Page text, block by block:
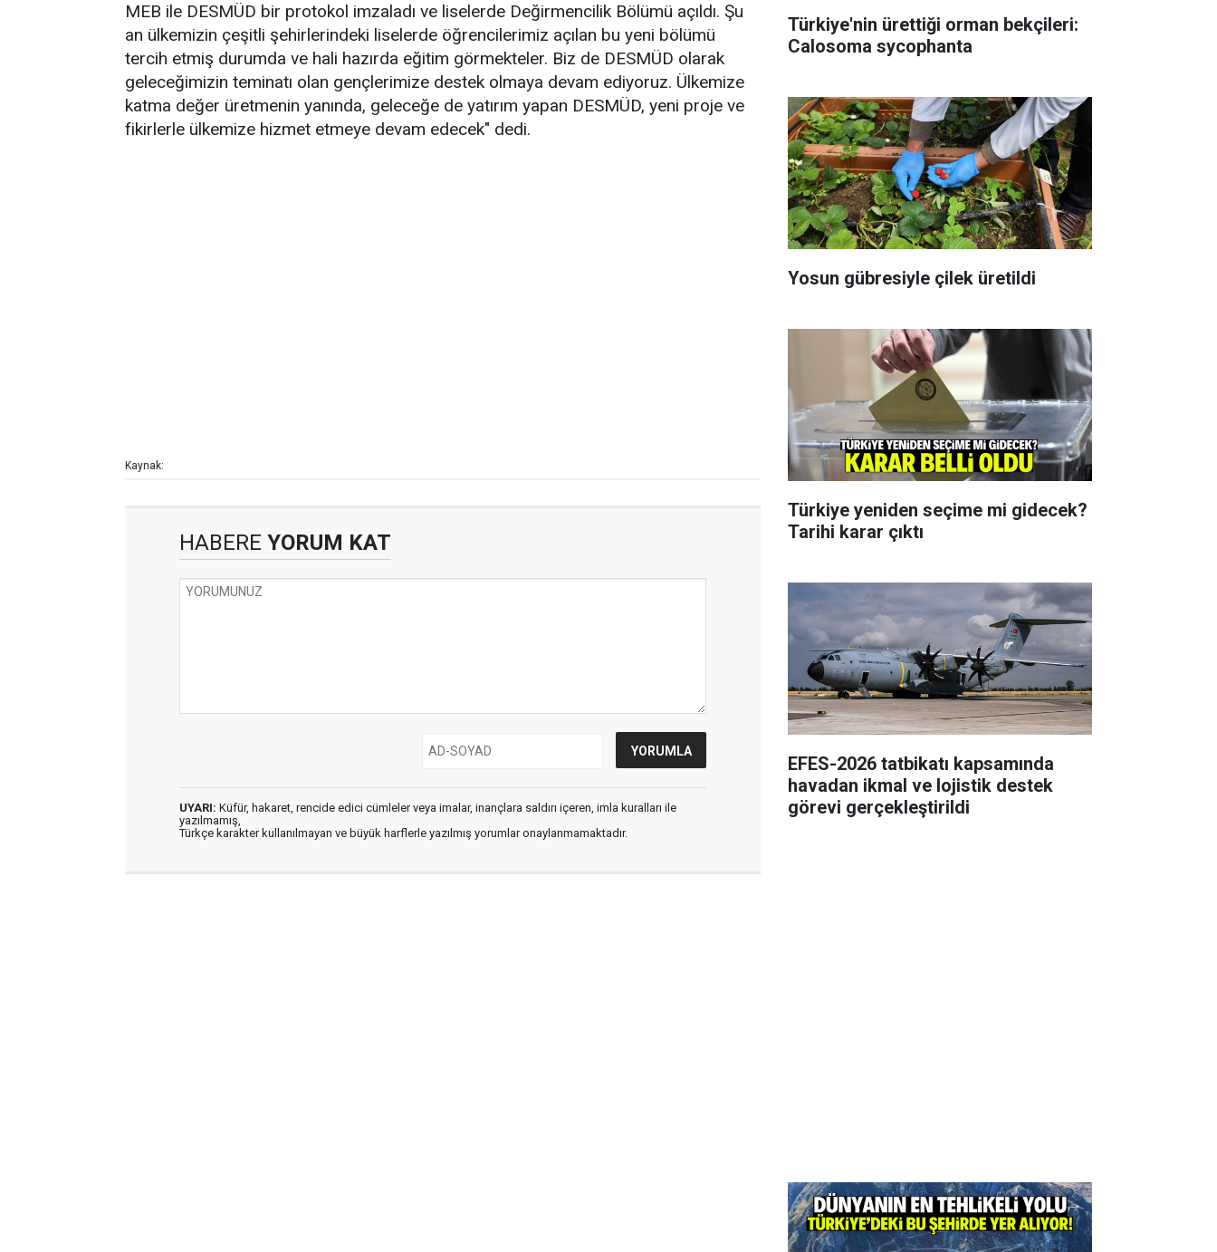
MEB ile DESMÜD bir protokol imzaladı ve liselerde Değirmencilik Bölümü açıldı. Şu
an ülkemizin çeşitli şehirlerindeki liselerde öğrencilerimiz açılan bu yeni bölümü
tercih etmiş durumda ve hali hazırda eğitim görmekteler. Biz de DESMÜD olarak
geleceğimizin teminatı olan gençlerimize destek olmaya devam ediyoruz. Ülkemize
katma değer üretmenin yanında, geleceğe de yatırım yapan DESMÜD, yeni proje ve
fikirlerle ülkemize hizmet etmeye devam edecek" dedi.
Kaynak:
HABERE YORUM KAT
UYARI: Küfür, hakaret, rencide edici cümleler veya imalar, inançlara saldırı içeren, imla kuralları ile
yazılmamış,
Türkçe karakter kullanılmayan ve büyük harflerle yazılmış yorumlar onaylanmamaktadır.
Türkiye'nin ürettiği orman bekçileri:
Calosoma sycophanta
Yosun gübresiyle çilek üretildi
Türkiye yeniden seçime mi gidecek?
Tarihi karar çıktı
EFES-2026 tatbikatı kapsamında
havadan ikmal ve lojistik destek
görevi gerçekleştirildi